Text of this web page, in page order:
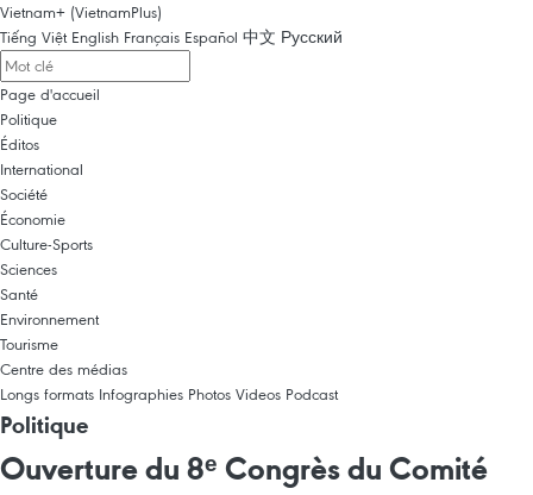
Vietnam+ (VietnamPlus)
Tiếng Việt English Français Español 中文 Русский
Page d'accueil
Politique
Éditos
International
Société
Économie
Culture-Sports
Sciences
Santé
Environnement
Tourisme
Centre des médias
Longs formats Infographies Photos Videos Podcast
Politique
Ouverture du 8ᵉ Congrès du Comité